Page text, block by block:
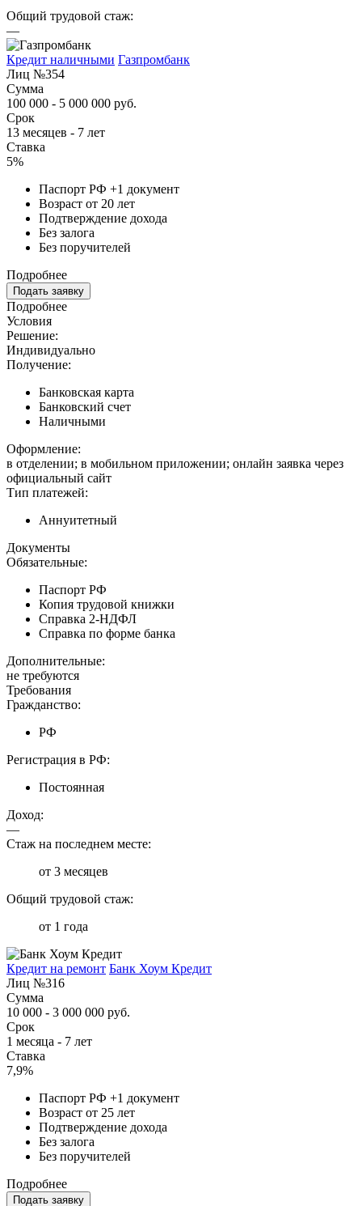
Общий трудовой стаж:
—
Кредит наличными Газпромбанк
Лиц №354
Сумма
100 000 - 5 000 000 руб.
Срок
13 месяцев - 7 лет
Ставка
5%
Паспорт РФ +1 документ
Возраст от 20 лет
Подтверждение дохода
Без залога
Без поручителей
Подробнее
Подать заявку
Подробнее
Условия
Решение:
Индивидуально
Получение:
Банковская карта
Банковский счет
Наличными
Оформление:
в отделении; в мобильном приложении; онлайн заявка через
официальный сайт
Тип платежей:
Аннуитетный
Документы
Обязательные:
Паспорт РФ
Копия трудовой книжки
Справка 2-НДФЛ
Справка по форме банка
Дополнительные:
не требуются
Требования
Гражданство:
РФ
Регистрация в РФ:
Постоянная
Доход:
—
Стаж на последнем месте:
от 3 месяцев
Общий трудовой стаж:
от 1 года
Кредит на ремонт Банк Хоум Кредит
Лиц №316
Сумма
10 000 - 3 000 000 руб.
Срок
1 месяца - 7 лет
Ставка
7,9%
Паспорт РФ +1 документ
Возраст от 25 лет
Подтверждение дохода
Без залога
Без поручителей
Подробнее
Подать заявку